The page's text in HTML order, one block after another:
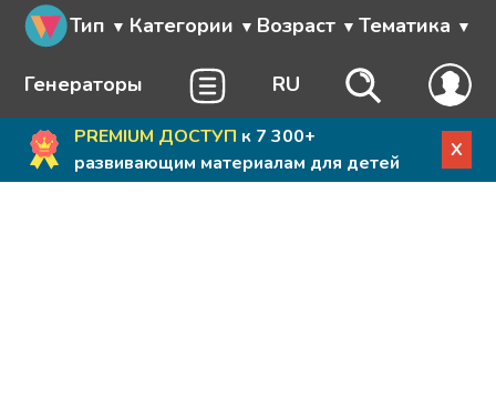
Тип Категории Возраст Тематика
Генераторы RU
PREMIUM ДОСТУП к 7 300+
развивающим материалам для детей
X